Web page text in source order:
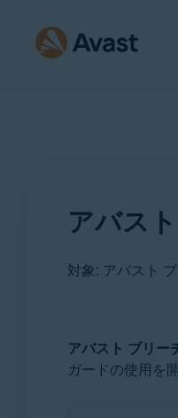
アバス
対象: アバスト
製品:
アバスト ブ
アバスト ブリー
ガードの使用を